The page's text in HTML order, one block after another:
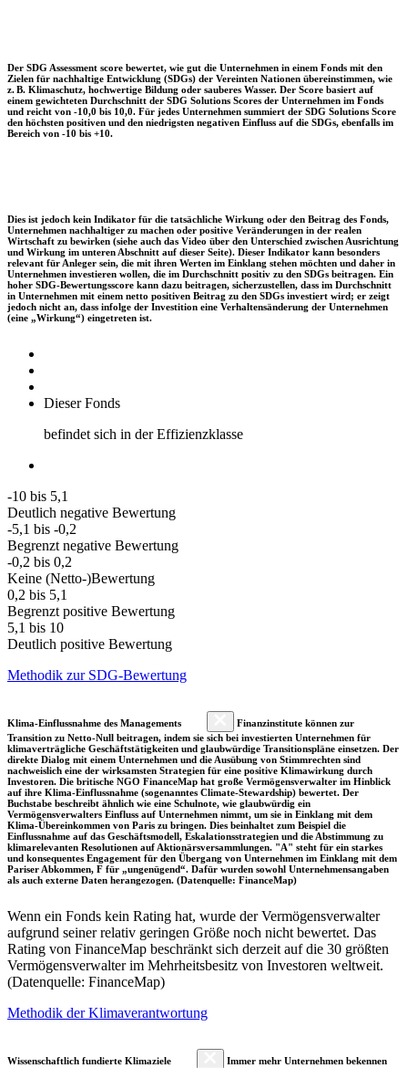
Der SDG Assessment score bewertet, wie gut die Unternehmen in einem Fonds mit den
Zielen für nachhaltige Entwicklung (SDGs) der Vereinten Nationen übereinstimmen, wie
z. B. Klimaschutz, hochwertige Bildung oder sauberes Wasser. Der Score basiert auf
einem gewichteten Durchschnitt der SDG Solutions Scores der Unternehmen im Fonds
und reicht von -10,0 bis 10,0. Für jedes Unternehmen summiert der SDG Solutions Score
den höchsten positiven und den niedrigsten negativen Einfluss auf die SDGs, ebenfalls im
Bereich von -10 bis +10.
Dies ist jedoch kein Indikator für die tatsächliche Wirkung oder den Beitrag des Fonds,
Unternehmen nachhaltiger zu machen oder positive Veränderungen in der realen
Wirtschaft zu bewirken (siehe auch das Video über den Unterschied zwischen Ausrichtung
und Wirkung im unteren Abschnitt auf dieser Seite). Dieser Indikator kann besonders
relevant für Anleger sein, die mit ihren Werten im Einklang stehen möchten und daher in
Unternehmen investieren wollen, die im Durchschnitt positiv zu den SDGs beitragen. Ein
hoher SDG-Bewertungsscore kann dazu beitragen, sicherzustellen, dass im Durchschnitt
in Unternehmen mit einem netto positiven Beitrag zu den SDGs investiert wird; er zeigt
jedoch nicht an, dass infolge der Investition eine Verhaltensänderung der Unternehmen
(eine „Wirkung“) eingetreten ist.
Dieser Fonds
befindet sich in der Effizienzklasse
-10 bis 5,1
Deutlich negative Bewertung
-5,1 bis -0,2
Begrenzt negative Bewertung
-0,2 bis 0,2
Keine (Netto-)Bewertung
0,2 bis 5,1
Begrenzt positive Bewertung
5,1 bis 10
Deutlich positive Bewertung
Methodik zur SDG-Bewertung
Klima-Einflussnahme des Managements
Finanzinstitute können zur
Transition zu Netto-Null beitragen, indem sie sich bei investierten Unternehmen für
klimaverträgliche Geschäftstätigkeiten und glaubwürdige Transitionspläne einsetzen. Der
direkte Dialog mit einem Unternehmen und die Ausübung von Stimmrechten sind
nachweislich eine der wirksamsten Strategien für eine positive Klimawirkung durch
Investoren. Die britische NGO FinanceMap hat große Vermögensverwalter im Hinblick
auf ihre Klima-Einflussnahme (sogenanntes Climate-Stewardship) bewertet. Der
Buchstabe beschreibt ähnlich wie eine Schulnote, wie glaubwürdig ein
Vermögensverwalters Einfluss auf Unternehmen nimmt, um sie in Einklang mit dem
Klima-Übereinkommen von Paris zu bringen. Dies beinhaltet zum Beispiel die
Einflussnahme auf das Geschäftsmodell, Eskalationsstrategien und die Abstimmung zu
klimarelevanten Resolutionen auf Aktionärsversammlungen. "A" steht für ein starkes
und konsequentes Engagement für den Übergang von Unternehmen im Einklang mit dem
Pariser Abkommen, F für „ungenügend“. Dafür wurden sowohl Unternehmensangaben
als auch externe Daten herangezogen. (Datenquelle: FinanceMap)
Wenn ein Fonds kein Rating hat, wurde der Vermögensverwalter
aufgrund seiner relativ geringen Größe noch nicht bewertet. Das
Rating von FinanceMap beschränkt sich derzeit auf die 30 größten
Vermögensverwalter im Mehrheitsbesitz von Investoren weltweit.
(Datenquelle: FinanceMap)
Methodik der Klimaverantwortung
Wissenschaftlich fundierte Klimaziele
Immer mehr Unternehmen bekennen